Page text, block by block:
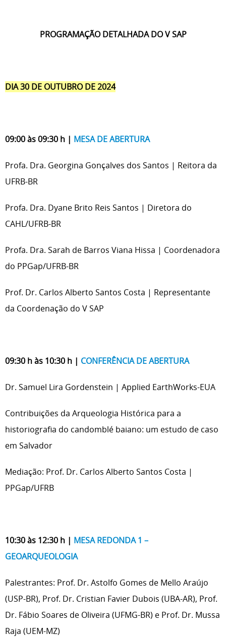
PROGRAMAÇÃO DETALHADA DO V SAP
DIA 30 DE OUTUBRO DE 2024
09:00 às 09:30 h | MESA DE ABERTURA
Profa. Dra. Georgina Gonçalves dos Santos | Reitora da
UFRB-BR
Profa. Dra. Dyane Brito Reis Santos | Diretora do
CAHL/UFRB-BR
Profa. Dra. Sarah de Barros Viana Hissa | Coordenadora
do PPGap/UFRB-BR
Prof. Dr. Carlos Alberto Santos Costa | Representante
da Coordenação do V SAP
09:30 h às 10:30 h | CONFERÊNCIA DE ABERTURA
Dr. Samuel Lira Gordenstein | Applied EarthWorks-EUA
Contribuições da Arqueologia Histórica para a
historiografia do candomblé baiano: um estudo de caso
em Salvador
Mediação: Prof. Dr. Carlos Alberto Santos Costa |
PPGap/UFRB
10:30 às 12:30 h | MESA REDONDA 1 –
GEOARQUEOLOGIA
Palestrantes: Prof. Dr. Astolfo Gomes de Mello Araújo
(USP-BR), Prof. Dr. Cristian Favier Dubois (UBA-AR), Prof.
Dr. Fábio Soares de Oliveira (UFMG-BR) e Prof. Dr. Mussa
Raja (UEM-MZ)